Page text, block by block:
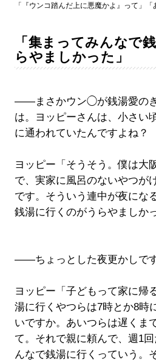
「『ウンコ踏んだ上に悪魔かよ』って」「
「集まってみんなで
らやましかった」
――まさかウン◯が銭湯愛の
は。ヨッピーさんは、小さい
に通われていたんですよね？
ヨッピー「そうそう。僕は大
で、実家に風呂のないやつが
です。そういう連中が夜にな
銭湯に行くのがうらやましか
――ちょっとした夜更かしです
ヨッピー「子どもって家に帰
湯に行くやつらは7時とか8時
いですか。あいつらは遅くま
て。それで親に頼んで、週1
んなで銭湯に行くっていう。